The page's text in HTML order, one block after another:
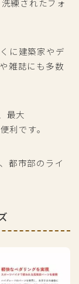
練されたフォ
に建築家やデ
雑誌にも多数
最大
利です。
都市部のライ